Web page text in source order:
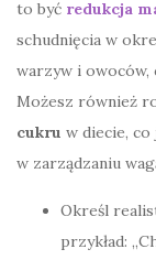
to być redukcja
schudnięcia w
warzyw i owoców,
Możesz również
cukru w diecie,
w zarządzaniu
Określ
przykład: